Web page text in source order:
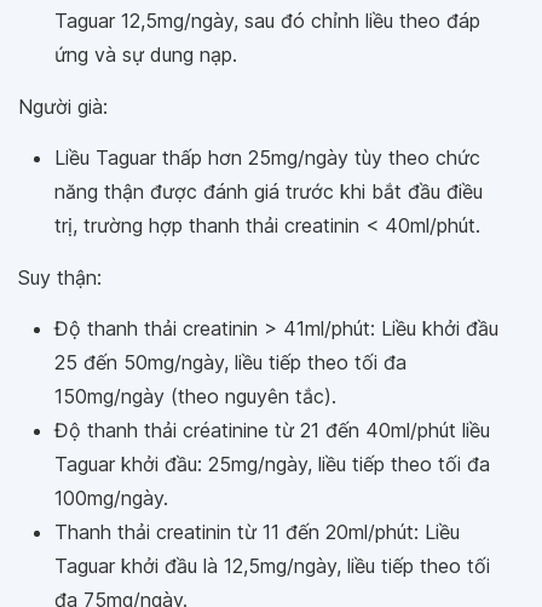
Taguar 12,5mg/ngày, sau đó chỉnh liều theo đáp
ứng và sự dung nạp.
Người già:
Liều Taguar thấp hơn 25mg/ngày tùy theo chức
năng thận được đánh giá trước khi bắt đầu điều
trị, trường hợp thanh thải creatinin < 40ml/phút.
Suy thận:
Độ thanh thải creatinin > 41ml/phút: Liều khởi đầu
25 đến 50mg/ngày, liều tiếp theo tối đa
150mg/ngày (theo nguyên tắc).
Độ thanh thải créatinine từ 21 đến 40ml/phút liều
Taguar khởi đầu: 25mg/ngày, liều tiếp theo tối đa
100mg/ngày.
Thanh thải creatinin từ 11 đến 20ml/phút: Liều
Taguar khởi đầu là 12,5mg/ngày, liều tiếp theo tối
đa 75mg/ngày.